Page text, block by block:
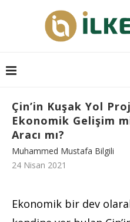
Çin’in Kuşak Yol
Ekonomik Gelişim
Aracı mı?
Muhammed Mustafa Bilgili
24 Nisan 2021
Ekonomik bir dev